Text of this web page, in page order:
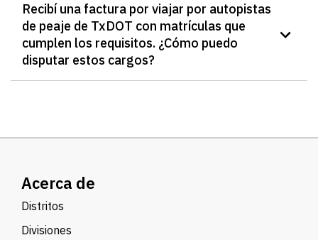
Recibí una factura por viajar por autopistas
de peaje de TxDOT con matrículas que
cumplen los requisitos. ¿Cómo puedo
disputar estos cargos?
Acerca de
Distritos
Divisiones